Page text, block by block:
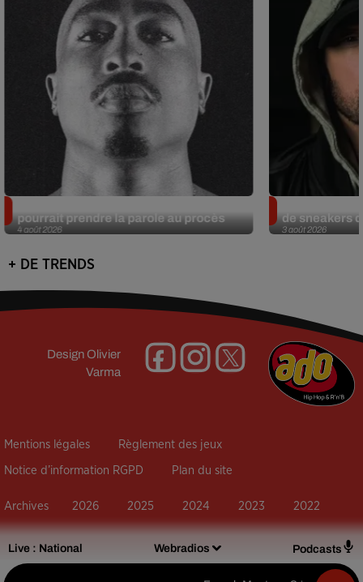
Live : National Webradios Podcasts
4 août 2026
pourrait prendre la parole au procès
3 août 2026
de sneakers
+ DE TRENDS
Design Olivier
Varma
Mentions légales Règlement des jeux
Notice d’information RGPD Plan du site
Archives 2026 2025 2024 2023 2022